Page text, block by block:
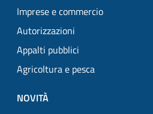
Imprese e commercio
Autorizzazioni
Appalti pubblici
Agricoltura e pesca
NOVITÀ